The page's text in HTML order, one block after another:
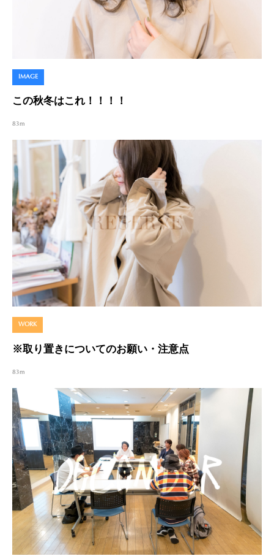
IMAGE
この秋冬はこれ！！！！
83m
WORK
※取り置きについてのお願い・注意点
83m